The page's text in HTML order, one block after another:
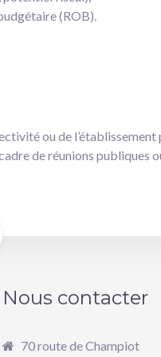
(ROB).
ou de l’établissement
de réunions publiques
Nous contacter
70 route de Champiot